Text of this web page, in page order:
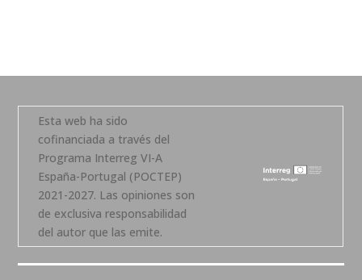
Esta web ha sido
cofinanciada a través del
Programa Interreg VI-A
España-Portugal (POCTEP)
2021-2027. Las opiniones son
de exclusiva responsabilidad
del autor que las emite.